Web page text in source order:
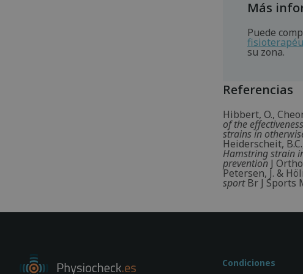
Más
Puede
su zona.
Referencias
Hibbert, O.,
of the
strains in
Heiderscheit,
Hamstring strain
prevention J
Petersen, J. &
sportBr J Sports
Condiciones